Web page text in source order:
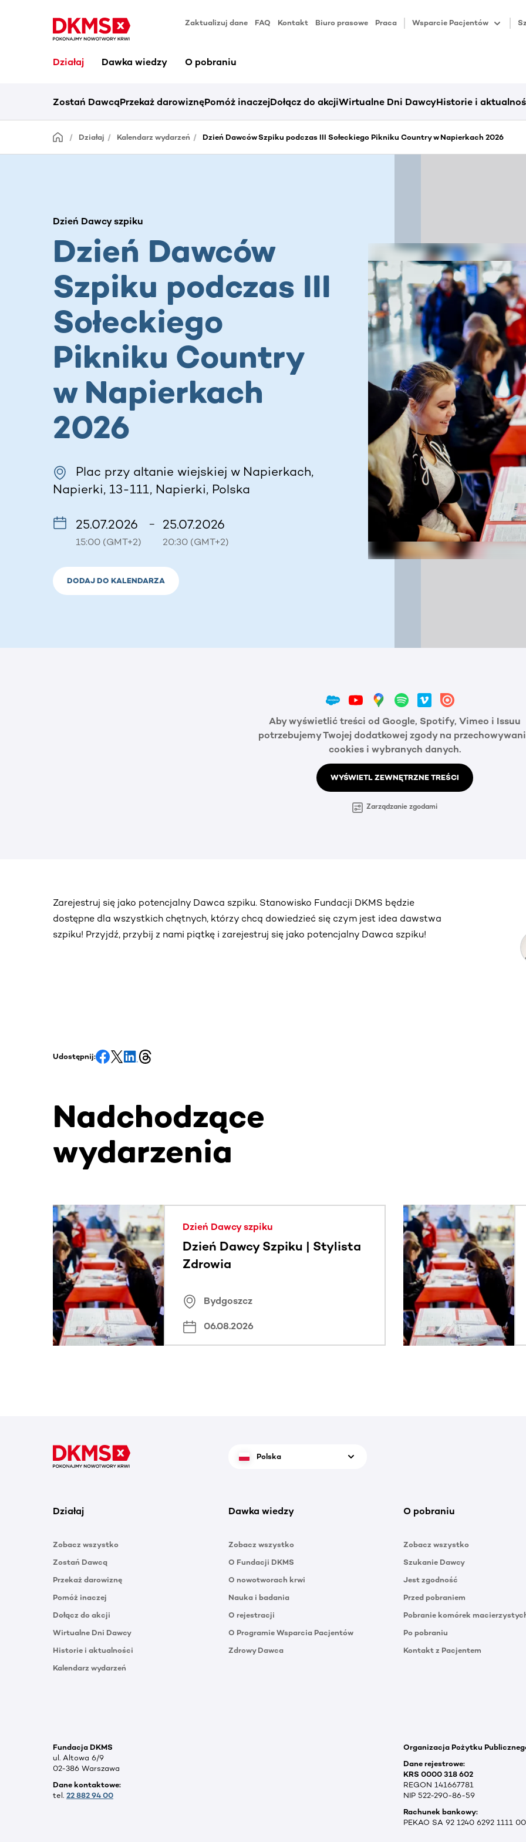
Zaktualizuj dane FAQ Kontakt Biuro prasowe Praca Wsparcie Pacjentów
Działaj Dawka wiedzy O pobraniu
Zostań DawcąPrzekaż darowiznęPomóż inaczejDołącz do akcjiWirtualne Dni DawcyHistorie i
Działaj Kalendarz wydarzeń Dzień Dawców Szpiku podczas III Sołeckiego Pikniku Country w Napierkach 2026
Dzień Dawcy szpiku
Dzień Dawców
Szpiku podczas III
Sołeckiego
Pikniku Country
w Napierkach
2026
Plac przy altanie wiejskiej w Napierkach,
Napierki, 13-111, Napierki, Polska
25.07.2026
15:00 (GMT+2)
– 25.07.2026
20:30 (GMT+2)
DODAJ DO KALENDARZA
Aby wyświetlić treści od Google, Spotify, Vimeo i Issuu
potrzebujemy Twojej dodatkowej zgody na
cookies i wybranych danych.
WYŚWIETL ZEWNĘTRZNE TREŚCI
Zarządzanie zgodami
Zarejestruj się jako potencjalny Dawca szpiku. Stanowisko Fundacji DKMS będzie
dostępne dla wszystkich chętnych, którzy chcą dowiedzieć się czym jest idea dawstwa
szpiku! Przyjdź, przybij z nami piątkę i zarejestruj się jako potencjalny Dawca szpiku!
Udostępnij:
Nadchodzące
wydarzenia
Ta sekcja zawiera treści przewijane w poziomie. Użyj klawisza Tab lub przesuń palcem, aby zobaczyć
Dzień Dawcy szpiku
Dzień Dawcy Szpiku | Stylista
Zdrowia
Bydgoszcz
06.08.2026
Polska
Działaj
Zobacz wszystko
Zostań Dawcą
Przekaż darowiznę
Pomóż inaczej
Dołącz do akcji
Wirtualne Dni Dawcy
Historie i aktualności
Kalendarz wydarzeń
Dawka wiedzy
Zobacz wszystko
O Fundacji DKMS
O nowotworach krwi
Nauka i badania
O rejestracji
O Programie Wsparcia Pacjentów
Zdrowy Dawca
O pobraniu
Zobacz wszystko
Szukanie Dawcy
Jest zgodność
Przed pobraniem
Pobranie komórek
Po pobraniu
Kontakt z Pacjentem
Fundacja DKMS
ul. Altowa 6/9
02-386 Warszawa
Dane kontaktowe:
tel. 22 882 94 00
Organizacja Pożytku
Dane rejestrowe:
KRS 0000 318 602
REGON 141667781
NIP 522-290-86-59
Rachunek bankowy:
PEKAO SA 92 1240 6292 1111